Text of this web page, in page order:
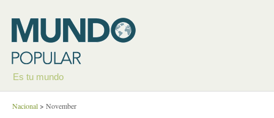
Es tu mundo
Nacional> November